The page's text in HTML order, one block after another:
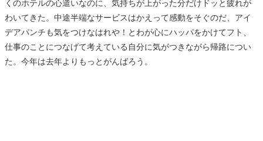
くのホテルの心遣いなのに、気持ちが上がった分だけドッと疲れが
わいてきた。中途半端なサービスはかえって感動をそぐのだ、アイ
デアパンチも気をつけなはれや！とわが心にハッパをかけてフト、
仕事のことにつなげて考えている自分に気がつきながら帰路につい
た。今年は去年よりもっとがんばろう。